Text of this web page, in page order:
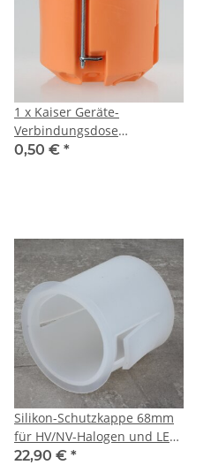
1 x Kaiser Geräte-
Verbindungsdose
Unterputzdose orange
0,50 € *
Silikon-Schutzkappe 68mm
für HV/NV-Halogen und LED
Einbauleuchten
22,90 € *